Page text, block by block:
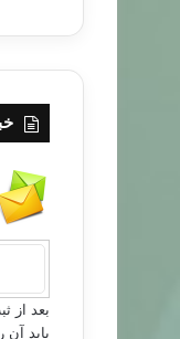
بعد از
باید آن